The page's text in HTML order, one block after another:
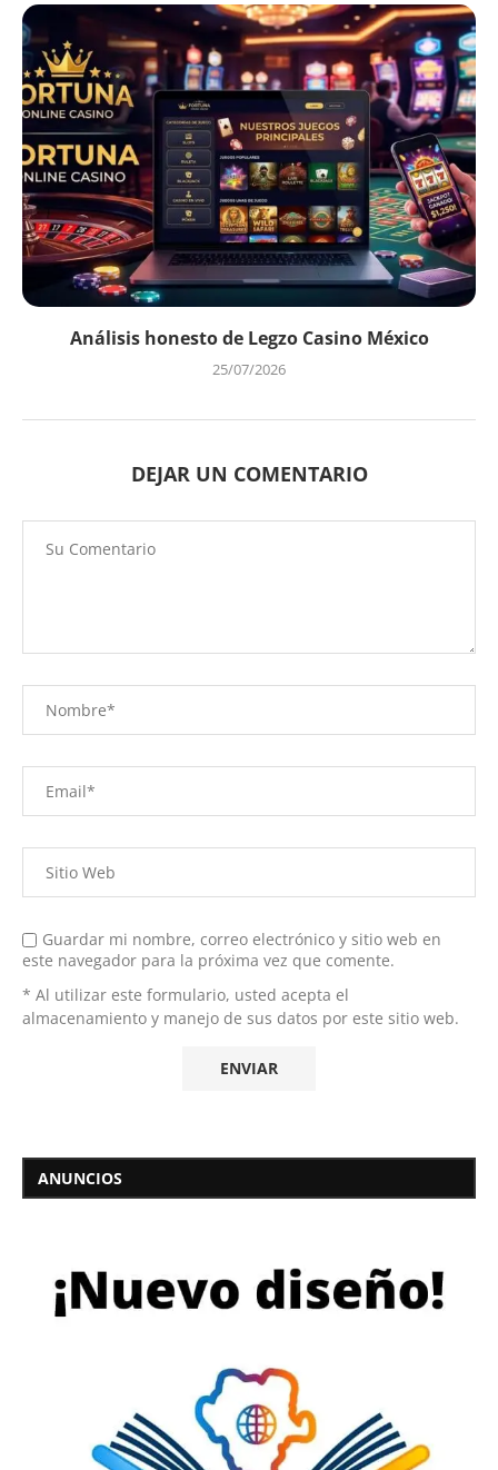
Análisis honesto de Legzo Casino México
25/07/2026
DEJAR UN COMENTARIO
Guardar mi nombre, correo electrónico y sitio web en
este navegador para la próxima vez que comente.
* Al utilizar este formulario, usted acepta el
almacenamiento y manejo de sus datos por este sitio web.
ANUNCIOS